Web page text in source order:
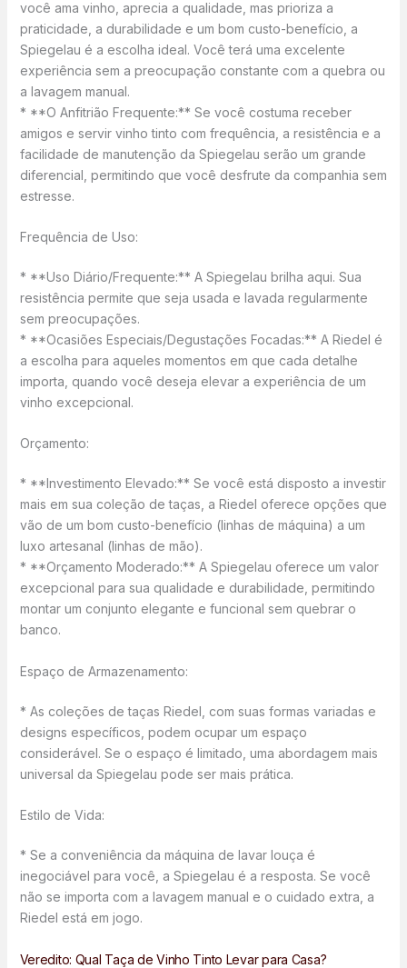
você ama vinho, aprecia a qualidade, mas prioriza a
praticidade, a durabilidade e um bom custo-benefício, a
Spiegelau é a escolha ideal. Você terá uma excelente
experiência sem a preocupação constante com a quebra ou
a lavagem manual.
* **O Anfitrião Frequente:** Se você costuma receber
amigos e servir vinho tinto com frequência, a resistência e a
facilidade de manutenção da Spiegelau serão um grande
diferencial, permitindo que você desfrute da companhia sem
estresse.
Frequência de Uso:
* **Uso Diário/Frequente:** A Spiegelau brilha aqui. Sua
resistência permite que seja usada e lavada regularmente
sem preocupações.
* **Ocasiões Especiais/Degustações Focadas:** A Riedel é
a escolha para aqueles momentos em que cada detalhe
importa, quando você deseja elevar a experiência de um
vinho excepcional.
Orçamento:
* **Investimento Elevado:** Se você está disposto a investir
mais em sua coleção de taças, a Riedel oferece opções que
vão de um bom custo-benefício (linhas de máquina) a um
luxo artesanal (linhas de mão).
* **Orçamento Moderado:** A Spiegelau oferece um valor
excepcional para sua qualidade e durabilidade, permitindo
montar um conjunto elegante e funcional sem quebrar o
banco.
Espaço de Armazenamento:
* As coleções de taças Riedel, com suas formas variadas e
designs específicos, podem ocupar um espaço
considerável. Se o espaço é limitado, uma abordagem mais
universal da Spiegelau pode ser mais prática.
Estilo de Vida:
* Se a conveniência da máquina de lavar louça é
inegociável para você, a Spiegelau é a resposta. Se você
não se importa com a lavagem manual e o cuidado extra, a
Riedel está em jogo.
Veredito: Qual Taça de Vinho Tinto Levar para Casa?